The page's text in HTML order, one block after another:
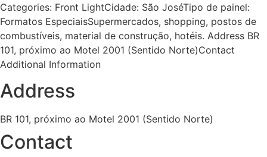
Categories: Front LightCidade: São JoséTipo de painel:
Formatos EspeciaisSupermercados, shopping, postos de
combustíveis, material de construção, hotéis. Address BR
101, próximo ao Motel 2001 (Sentido Norte)Contact
Additional Information
Address
BR 101, próximo ao Motel 2001 (Sentido Norte)
Contact